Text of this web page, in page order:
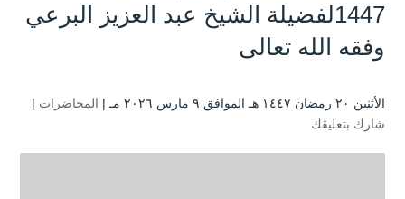
1447لفضيلة الشيخ عبد العزيز البرعي
وفقه الله تعالى
الأثنين ۲۰ رمضان ۱٤٤۷ هـ الموافق ۹ مارس ۲۰۲٦ مـ | المحاضرات |
شارك بتعليقك